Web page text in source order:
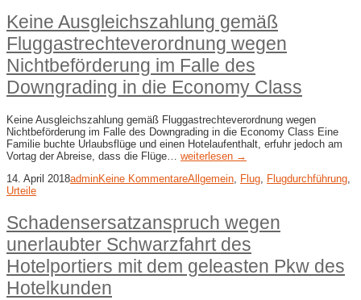
Keine Ausgleichszahlung gemäß
Fluggastrechteverordnung wegen
Nichtbeförderung im Falle des
Downgrading in die Economy Class
Keine Ausgleichszahlung gemäß Fluggastrechteverordnung wegen
Nichtbeförderung im Falle des Downgrading in die Economy Class Eine
Familie buchte Urlaubsflüge und einen Hotelaufenthalt, erfuhr jedoch am
Vortag der Abreise, dass die Flüge… weiterlesen →
14. April 2018adminKeine KommentareAllgemein, Flug, Flugdurchführung,
Urteile
Schadensersatzanspruch wegen
unerlaubter Schwarzfahrt des
Hotelportiers mit dem geleasten Pkw des
Hotelkunden